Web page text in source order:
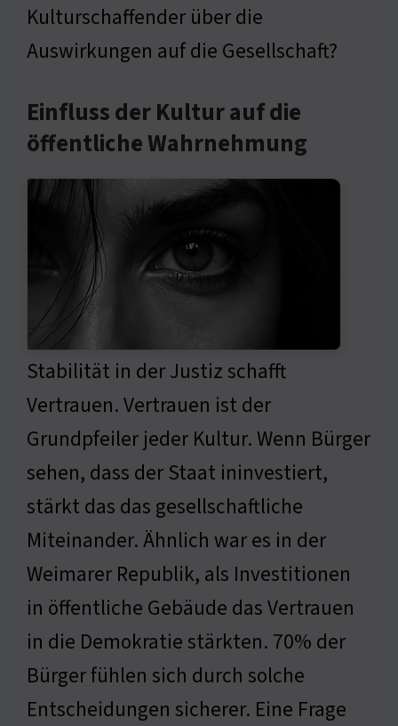
Kulturschaffender über die
Auswirkungen auf die Gesellschaft?
Einfluss der Kultur auf die
öffentliche Wahrnehmung
Stabilität in der Justiz schafft
Vertrauen. Vertrauen ist der
Grundpfeiler jeder Kultur. Wenn Bürger
sehen, dass der Staat ininvestiert,
stärkt das das gesellschaftliche
Miteinander. Ähnlich war es in der
Weimarer Republik, als Investitionen
in öffentliche Gebäude das Vertrauen
in die Demokratie stärkten. 70% der
Bürger fühlen sich durch solche
Entscheidungen sicherer. Eine Frage